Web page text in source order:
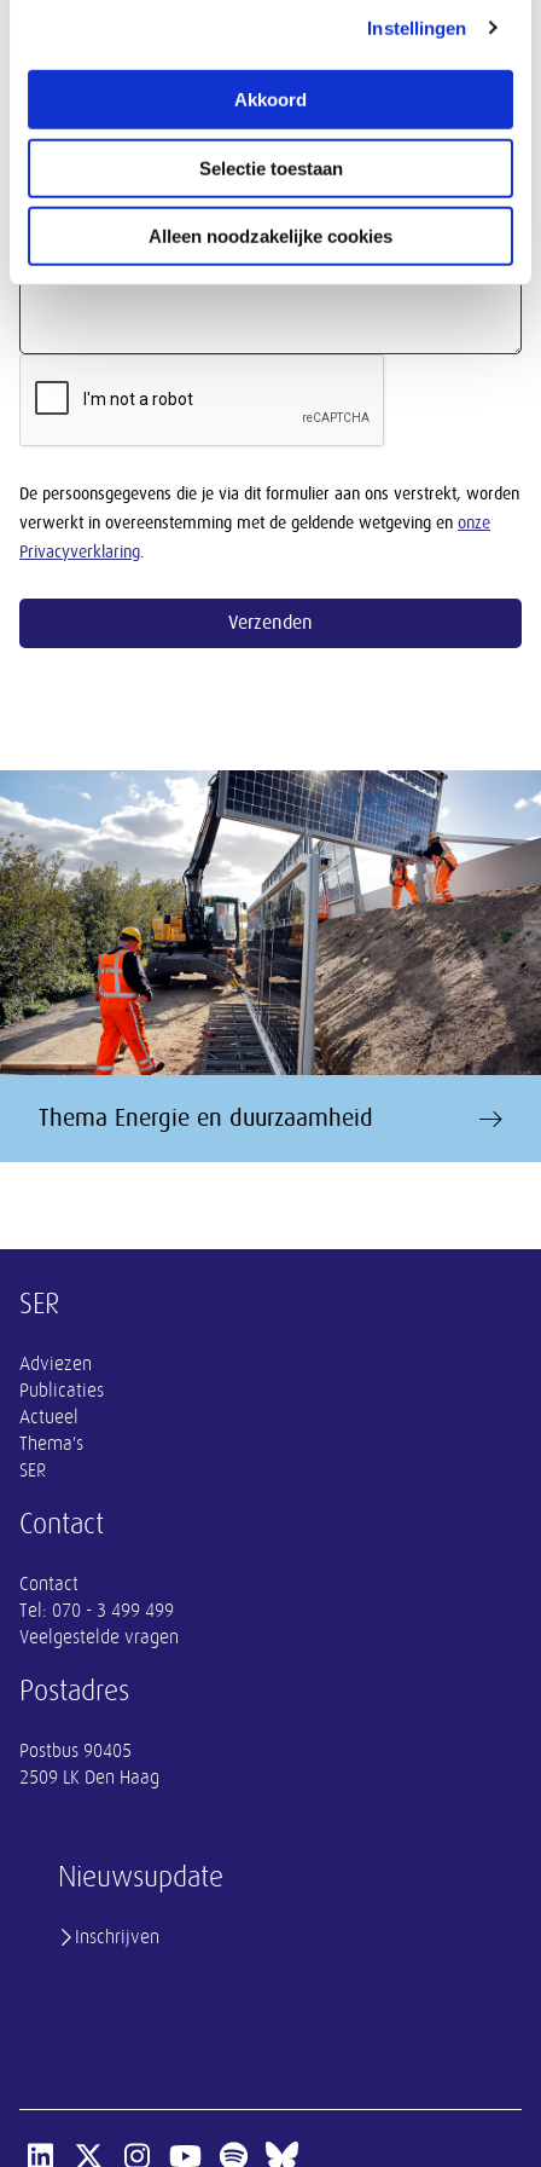
Instellingen
Akkoord
Selectie toestaan
Alleen noodzakelijke cookies
Opmerking of vraag
De persoonsgegevens die je via dit formulier aan ons verstrekt, worden
verwerkt in overeenstemming met de geldende wetgeving en onze
Privacyverklaring.
Thema Energie en duurzaamheid
Overige informatie
Nieuwsupdate
Inschrijven
SER
Adviezen
Publicaties
Actueel
Thema's
SER
Contact
Contact
Tel: 070 - 3 499 499
Veelgestelde vragen
Postadres
Postbus 90405
2509 LK Den Haag
Open linkedin van SER
Open x-twitter van SER
Open instagram van SER
Open youtube van SER
Open spotify van SER
Open bluesky van SER